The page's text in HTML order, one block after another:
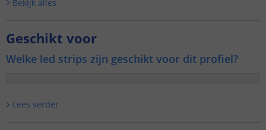
Bekijk alles
Geschikt voor
Welke led strips zijn geschikt voor dit profiel?
Lees verder